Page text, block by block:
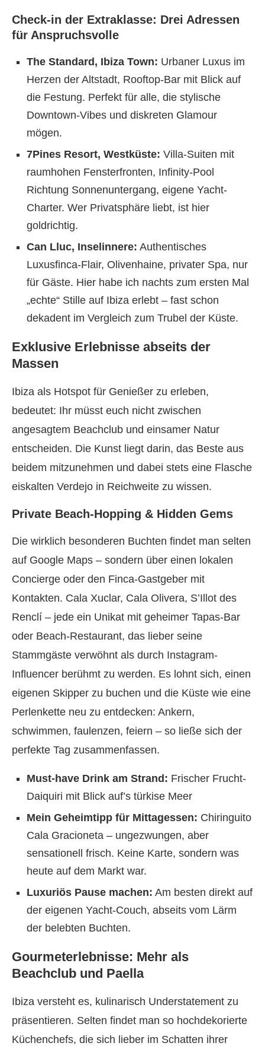
Check-in der Extraklasse: Drei Adressen
für Anspruchsvolle
The Standard, Ibiza Town: Urbaner Luxus im
Herzen der Altstadt, Rooftop-Bar mit Blick auf
die Festung. Perfekt für alle, die stylische
Downtown-Vibes und diskreten Glamour
mögen.
7Pines Resort, Westküste: Villa-Suiten mit
raumhohen Fensterfronten, Infinity-Pool
Richtung Sonnenuntergang, eigene Yacht-
Charter. Wer Privatsphäre liebt, ist hier
goldrichtig.
Can Lluc, Inselinnere: Authentisches
Luxusfinca-Flair, Olivenhaine, privater Spa, nur
für Gäste. Hier habe ich nachts zum ersten Mal
„echte“ Stille auf Ibiza erlebt – fast schon
dekadent im Vergleich zum Trubel der Küste.
Exklusive Erlebnisse abseits der
Massen
Ibiza als Hotspot für Genießer zu erleben,
bedeutet: Ihr müsst euch nicht zwischen
angesagtem Beachclub und einsamer Natur
entscheiden. Die Kunst liegt darin, das Beste aus
beidem mitzunehmen und dabei stets eine Flasche
eiskalten Verdejo in Reichweite zu wissen.
Private Beach-Hopping & Hidden Gems
Die wirklich besonderen Buchten findet man selten
auf Google Maps – sondern über einen lokalen
Concierge oder den Finca-Gastgeber mit
Kontakten. Cala Xuclar, Cala Olivera, S’Illot des
Renclí – jede ein Unikat mit geheimer Tapas-Bar
oder Beach-Restaurant, das lieber seine
Stammgäste verwöhnt als durch Instagram-
Influencer berühmt zu werden. Es lohnt sich, einen
eigenen Skipper zu buchen und die Küste wie eine
Perlenkette neu zu entdecken: Ankern,
schwimmen, faulenzen, feiern – so ließe sich der
perfekte Tag zusammenfassen.
Must-have Drink am Strand: Frischer Frucht-
Daiquiri mit Blick auf’s türkise Meer
Mein Geheimtipp für Mittagessen: Chiringuito
Cala Gracioneta – ungezwungen, aber
sensationell frisch. Keine Karte, sondern was
heute auf dem Markt war.
Luxuriös Pause machen: Am besten direkt auf
der eigenen Yacht-Couch, abseits vom Lärm
der belebten Buchten.
Gourmeterlebnisse: Mehr als
Beachclub und Paella
Ibiza versteht es, kulinarisch Understatement zu
präsentieren. Selten findet man so hochdekorierte
Küchenchefs, die sich lieber im Schatten ihrer